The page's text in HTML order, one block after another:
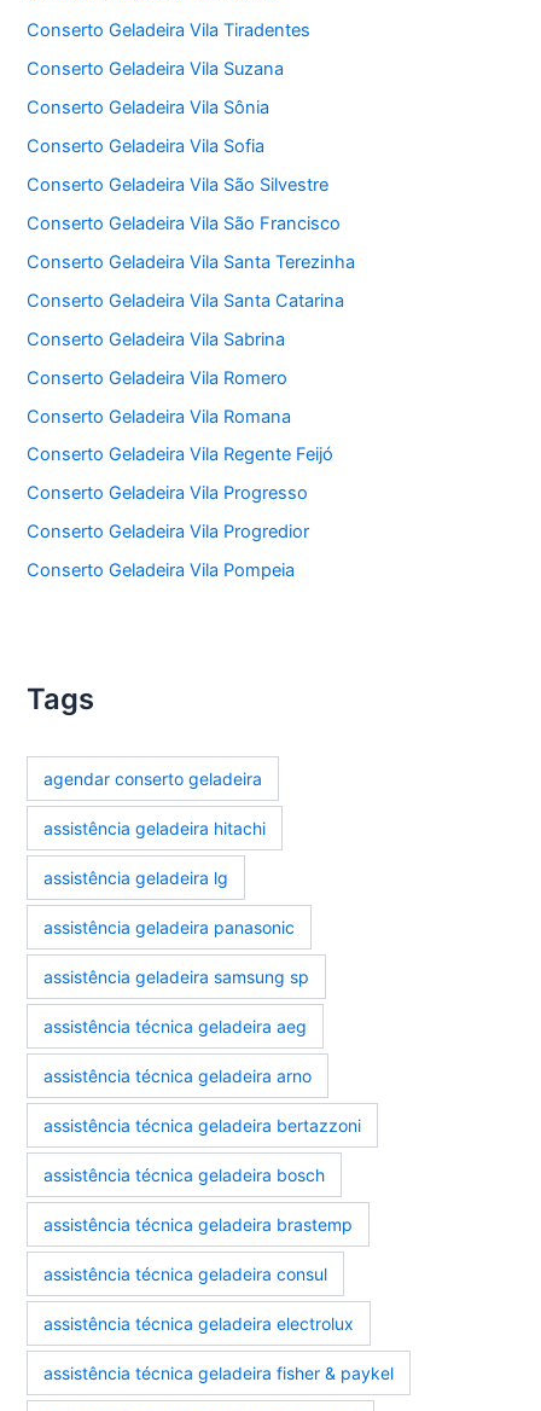
Conserto Geladeira Vila Tiradentes
Conserto Geladeira Vila Suzana
Conserto Geladeira Vila Sônia
Conserto Geladeira Vila Sofia
Conserto Geladeira Vila São Silvestre
Conserto Geladeira Vila São Francisco
Conserto Geladeira Vila Santa Terezinha
Conserto Geladeira Vila Santa Catarina
Conserto Geladeira Vila Sabrina
Conserto Geladeira Vila Romero
Conserto Geladeira Vila Romana
Conserto Geladeira Vila Regente Feijó
Conserto Geladeira Vila Progresso
Conserto Geladeira Vila Progredior
Conserto Geladeira Vila Pompeia
Tags
agendar conserto geladeira
assistência geladeira hitachi
assistência geladeira lg
assistência geladeira panasonic
assistência geladeira samsung sp
assistência técnica geladeira aeg
assistência técnica geladeira arno
assistência técnica geladeira bertazzoni
assistência técnica geladeira bosch
assistência técnica geladeira brastemp
assistência técnica geladeira consul
assistência técnica geladeira electrolux
assistência técnica geladeira fisher & paykel